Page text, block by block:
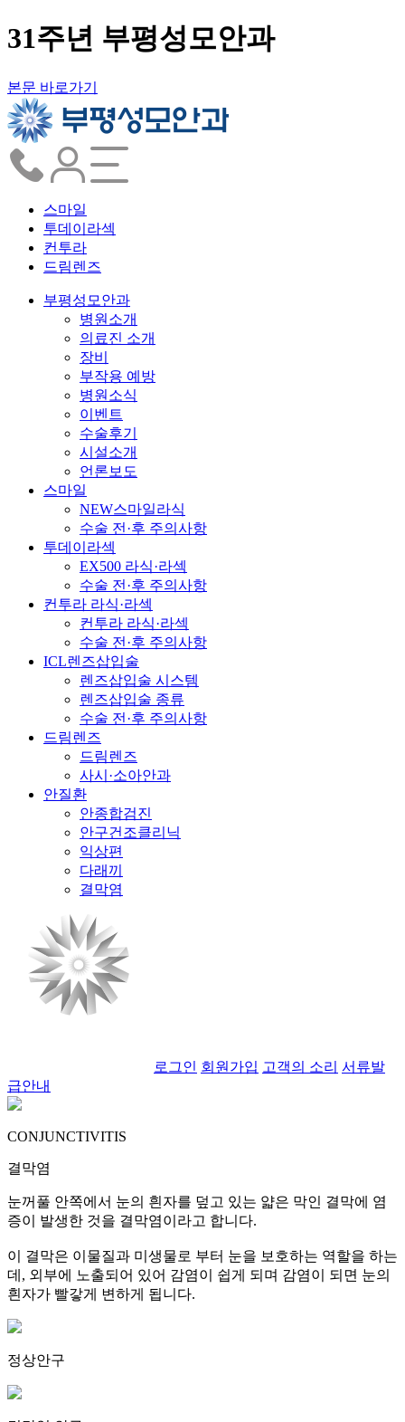
31주년 부평성모안과
본문 바로가기
스마일
투데이라섹
컨투라
드림렌즈
부평성모안과
병원소개
의료진 소개
장비
부작용 예방
병원소식
이벤트
수술후기
시설소개
언론보도
스마일
NEW스마일라식
수술 전·후 주의사항
투데이라섹
EX500 라식·라섹
수술 전·후 주의사항
컨투라 라식·라섹
컨투라 라식·라섹
수술 전·후 주의사항
ICL렌즈삽입술
렌즈삽입술 시스템
렌즈삽입술 종류
수술 전·후 주의사항
드림렌즈
드림렌즈
사시·소아안과
안질환
안종합검진
안구건조클리닉
익상편
다래끼
결막염
로그인 회원가입 고객의 소리 서류발
급안내
CONJUNCTIVITIS
결막염
눈꺼풀 안쪽에서 눈의 흰자를 덮고 있는 얇은 막인 결막에 염
증이 발생한 것을 결막염이라고 합니다.
이 결막은 이물질과 미생물로 부터 눈을 보호하는 역할을 하는
데, 외부에 노출되어 있어 감염이 쉽게 되며 감염이 되면 눈의
흰자가 빨갛게 변하게 됩니다.
정상안구